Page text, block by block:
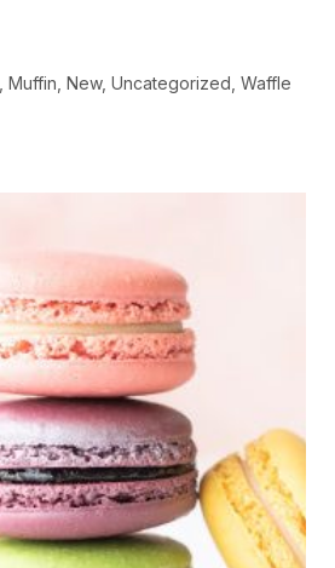
Muffin New Uncategorized Waffle